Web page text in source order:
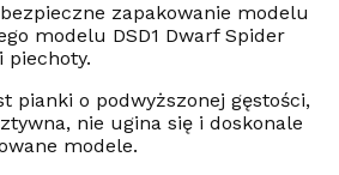
zapakowanie modelu
modelu DSD1 Dwarf Spider
piechoty.
pianki o podwyższonej gęstości,
nie ugina się i doskonale
modele.